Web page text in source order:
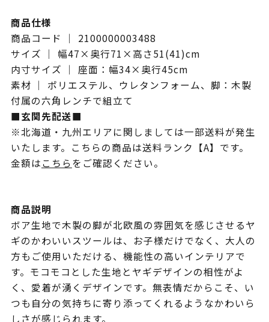
商品仕様
商品コード ｜ 2100000003488
サイズ ｜ 幅47×奥行71×高さ51(41)cm
内寸サイズ ｜ 座面：幅34×奥行45cm
素材 ｜ ポリエステル、ウレタンフォーム、脚：木製
付属の六角レンチで組立て
■玄関先配送■
※北海道・九州エリアに関しましては一部送料が発生
いたします。こちらの商品は送料ランク【A】です。
金額はこちらをご確認ください。
商品説明
ボア生地で木製の脚が北欧風の雰囲気を感じさせるヤ
ギのかわいいスツールは、お子様だけでなく、大人の
方もご使用いただける、機能性の高いインテリアで
す。モコモコとした生地とヤギデザインの相性がよ
く、愛着が湧くデザインです。無表情だからこそ、い
つも自分の気持ちに寄り添ってくれるようなかわいら
しさが感じられます。